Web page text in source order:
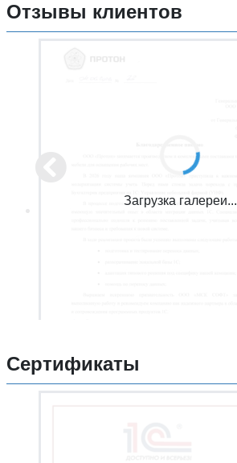
Отзывы клиентов
Загрузка галереи...
Сертификаты